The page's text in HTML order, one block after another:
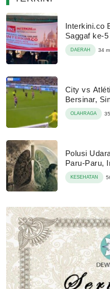
Interkini.co
Saggaf ke-5
DAERAH 34
City vs
Bersinar,
OLAHRAGA
Polusi
Paru-Paru,
KESEHATAN